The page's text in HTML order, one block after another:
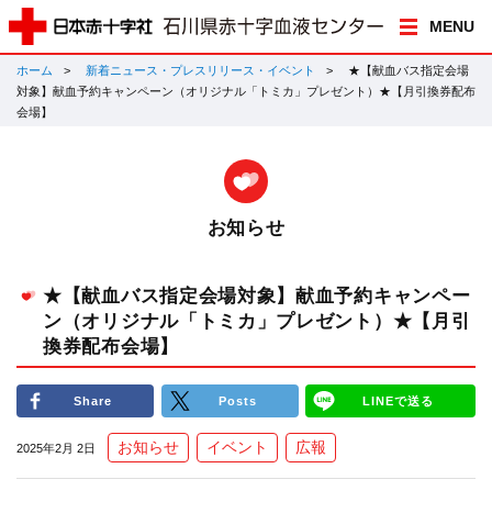
MENU
ホーム 新着ニュース・プレスリリース・イベント
★【献血バス指定会場
対象】献血予約キャンペーン（オリジナル「トミカ」プレゼント）★【月引換券配布
会場】
お知らせ
★【献血バス指定会場対象】献血予約キャンペー
ン（オリジナル「トミカ」プレゼント）★【月引
換券配布会場】
Share Posts LINEで送る
2025年2月 2日 お知らせ イベント 広報